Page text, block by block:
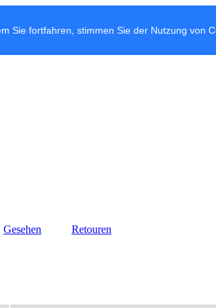
Sie fortfahren, stimmen Sie der Nutzung von
Gesehen Retouren